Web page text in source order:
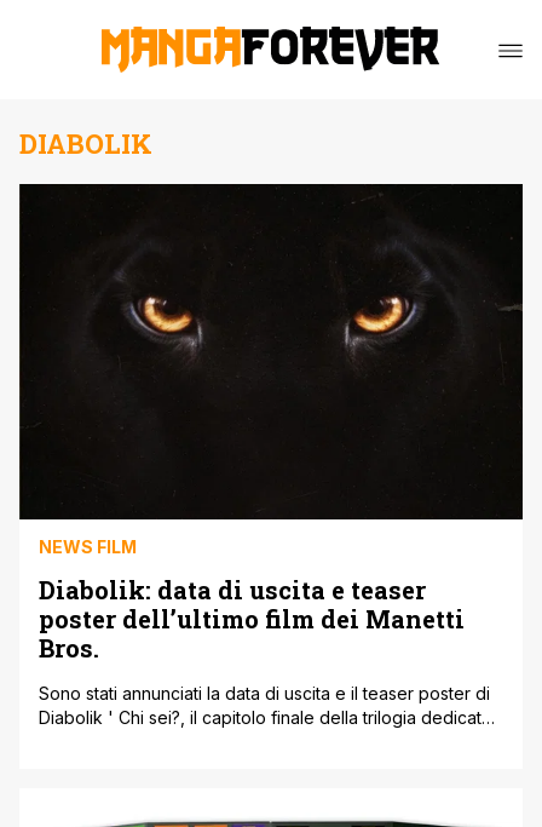
DIABOLIK
NEWS FILM
Diabolik: data di uscita e teaser
poster dell’ultimo film dei Manetti
Bros.
Sono stati annunciati la data di uscita e il teaser poster di
Diabolik ' Chi sei?, il capitolo finale della trilogia dedicata